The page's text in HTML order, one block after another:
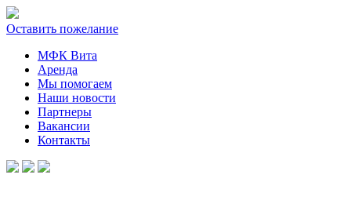
Оставить пожелание
МФК Вита
Аренда
Мы помогаем
Наши новости
Партнеры
Вакансии
Контакты